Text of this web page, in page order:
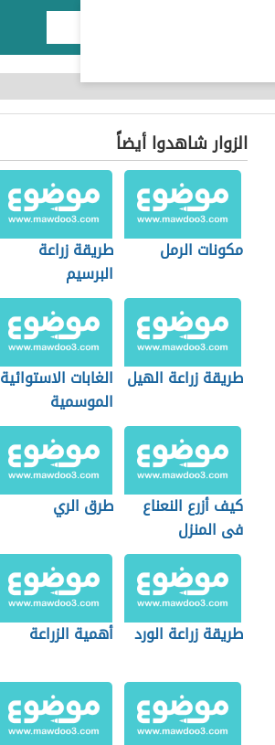
الزوار شاهدوا أيضاً
مكونات الرمل
طريقة زراعة
البرسيم
طريقة زراعة الهيل الغابات الاستوائية
الموسمية
كيف أزرع النعناع
فى المنزل
طرق الري
طريقة زراعة الورد أهمية الزراعة